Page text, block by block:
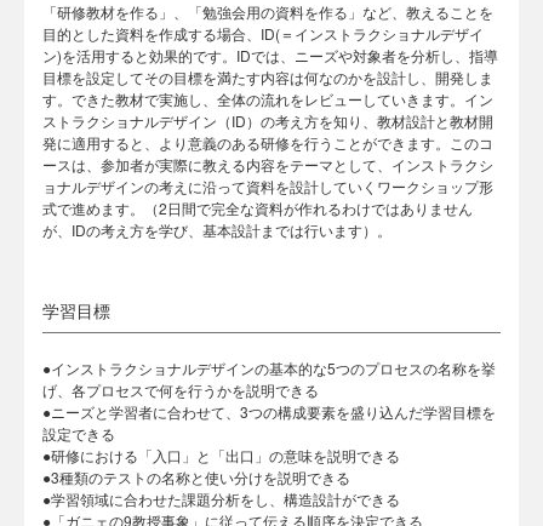
「研修教材を作る」、「勉強会用の資料を作る」など、教えることを
目的とした資料を作成する場合、ID(＝インストラクショナルデザイ
ン)を活用すると効果的です。IDでは、ニーズや対象者を分析し、指導
目標を設定してその目標を満たす内容は何なのかを設計し、開発しま
す。できた教材で実施し、全体の流れをレビューしていきます。イン
ストラクショナルデザイン（ID）の考え方を知り、教材設計と教材開
発に適用すると、より意義のある研修を行うことができます。このコ
ースは、参加者が実際に教える内容をテーマとして、インストラクシ
ョナルデザインの考えに沿って資料を設計していくワークショップ形
式で進めます。（2日間で完全な資料が作れるわけではありません
が、IDの考え方を学び、基本設計までは行います）。
学習目標
●インストラクショナルデザインの基本的な5つのプロセスの名称を挙
げ、各プロセスで何を行うかを説明できる
●ニーズと学習者に合わせて、3つの構成要素を盛り込んだ学習目標を
設定できる
●研修における「入口」と「出口」の意味を説明できる
●3種類のテストの名称と使い分けを説明できる
●学習領域に合わせた課題分析をし、構造設計ができる
●「ガニェの9教授事象」に従って伝える順序を決定できる